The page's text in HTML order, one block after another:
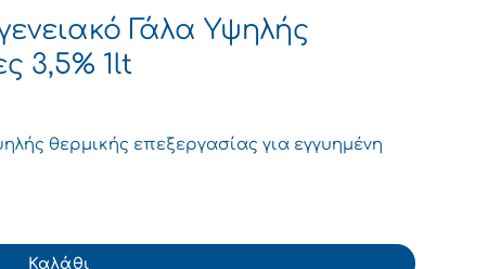
Γάλα Υψηλής
3,5% 1lt
θερμικής επεξεργασίας για εγγυημένη
Παστερίωσης Πλήρες 3,5% 1lt ποσότητα
Καλάθι